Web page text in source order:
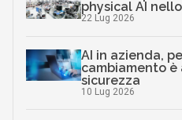
physical AI
22 Lug 2026
AI in azienda,
cambiamento è
sicurezza
10 Lug 2026